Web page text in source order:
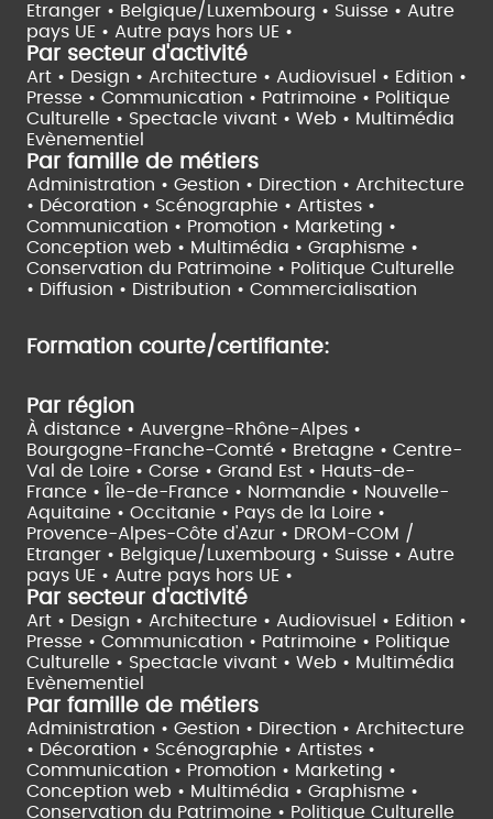
Etranger • Belgique/Luxembourg • Suisse • Autre
pays UE • Autre pays hors UE •
Par secteur d'activité
Art • Design • Architecture • Audiovisuel • Edition •
Presse • Communication • Patrimoine • Politique
Culturelle • Spectacle vivant • Web • Multimédia
Evènementiel
Par famille de métiers
Administration • Gestion • Direction • Architecture
• Décoration • Scénographie • Artistes •
Communication • Promotion • Marketing •
Conception web • Multimédia • Graphisme •
Conservation du Patrimoine • Politique Culturelle
• Diffusion • Distribution • Commercialisation
Formation courte/certifiante:
Par région
À distance • Auvergne-Rhône-Alpes •
Bourgogne-Franche-Comté • Bretagne • Centre-
Val de Loire • Corse • Grand Est • Hauts-de-
France •
Île-de-France • Normandie • Nouvelle-
Aquitaine • Occitanie • Pays de la Loire •
Provence-Alpes-Côte d'Azur • DROM-COM /
Etranger • Belgique/Luxembourg • Suisse • Autre
pays UE • Autre pays hors UE •
Par secteur d'activité
Art • Design • Architecture • Audiovisuel • Edition •
Presse • Communication • Patrimoine • Politique
Culturelle • Spectacle vivant • Web • Multimédia
Evènementiel
Par famille de métiers
Administration • Gestion • Direction • Architecture
• Décoration • Scénographie • Artistes •
Communication • Promotion • Marketing •
Conception web • Multimédia • Graphisme •
Conservation du Patrimoine • Politique Culturelle